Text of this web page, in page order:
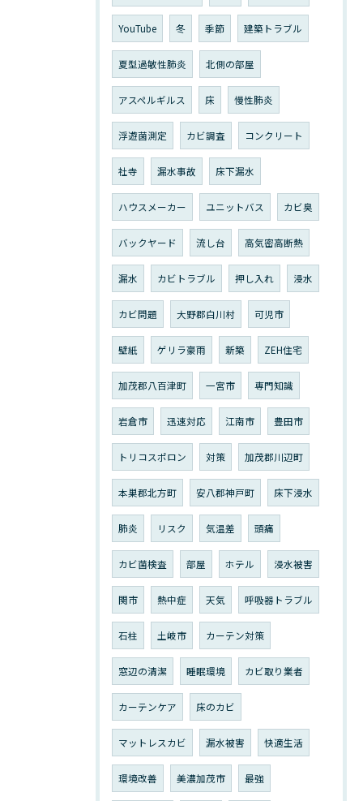
YouTube 冬 季節 建築トラブル
夏型過敏性肺炎 北側の部屋
アスペルギルス 床 慢性肺炎
浮遊菌測定 カビ調査 コンクリート
社寺 漏水事故 床下漏水
ハウスメーカー ユニットバス カビ臭
バックヤード 流し台 高気密高断熱
漏水 カビトラブル 押し入れ 浸水
カビ問題 大野郡白川村 可児市
壁紙 ゲリラ豪雨 新築 ZEH住宅
加茂郡八百津町 一宮市 専門知識
岩倉市 迅速対応 江南市 豊田市
トリコスポロン 対策 加茂郡川辺町
本巣郡北方町 安八郡神戸町 床下浸水
肺炎 リスク 気温差 頭痛
カビ菌検査 部屋 ホテル 浸水被害
関市 熱中症 天気 呼吸器トラブル
石柱 土岐市 カーテン対策
窓辺の清潔 睡眠環境 カビ取り業者
カーテンケア 床のカビ
マットレスカビ 漏水被害 快適生活
環境改善 美濃加茂市 最強